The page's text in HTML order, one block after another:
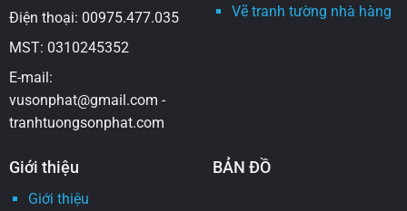
Điện thoại: 00975.477.035
MST: 0310245352
E-mail:
vusonphat@gmail.com -
tranhtuongsonphat.com
Vẽ tranh tường nhà hàng
Giới thiệu
Giới thiệu
BẢN ĐỒ